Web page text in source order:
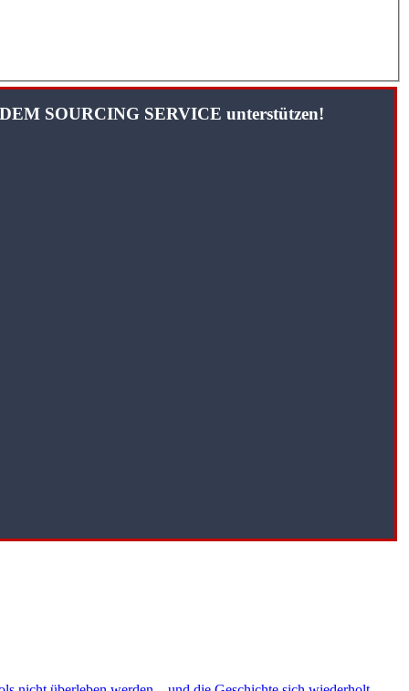
SOURCING SERVICE unterstützen!